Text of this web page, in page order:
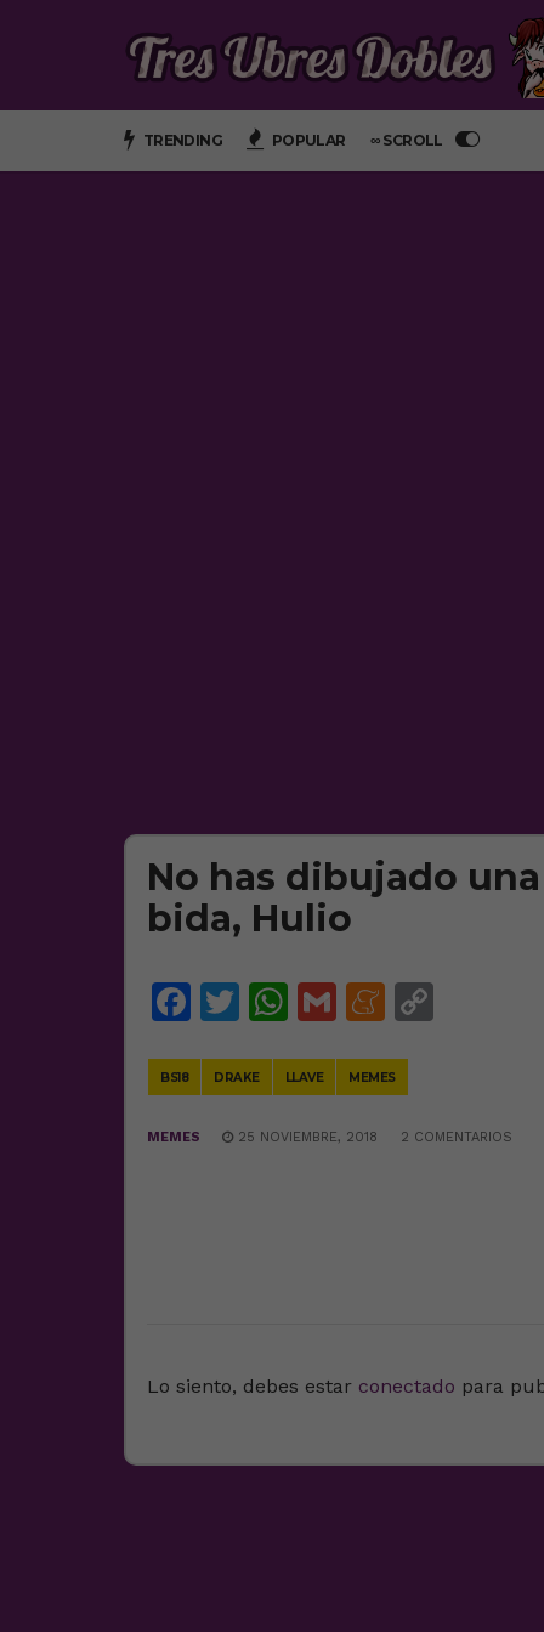
TRENDING POPULAR ∞ SCROLL
No has dibujado
bida, Hulio
Facebook
Twitter
WhatsApp
GmailMeneame
BS18 DRAKE LLAVE MEMES
MEMES 25 NOVIEMBRE, 2018 2 COMENTARIOS
Lo siento, debes estar conectado para